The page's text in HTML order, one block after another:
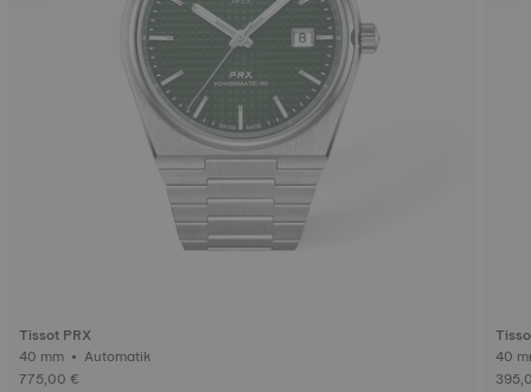
Tissot PRX
40 mm • Automatik
775,00 €